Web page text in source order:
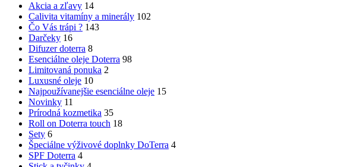
Akcia a zľavy 14
Calivita vitamíny a minerály 102
Čo Vás trápi ? 143
Darčeky 16
Difuzer doterra 8
Esenciálne oleje Doterra 98
Limitovaná ponuka 2
Luxusné oleje 10
Najpoužívanejšie esenciálne oleje 15
Novinky 11
Prírodná kozmetika 35
Roll on Doterra touch 18
Sety 6
Špeciálne výživové doplnky DoTerra 4
SPF Doterra 4